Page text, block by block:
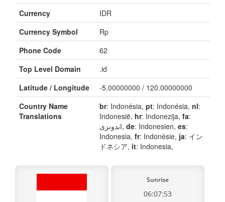
Currency
IDR
Currency Symbol
Rp
Phone Code
62
Top Level Domain
.id
Latitude / Longitude
-5.00000000 / 120.00000000
Country Name
Translations
br: Indonésia, pt: Indonésia, nl:
Indonesië, hr: Indonezija, fa:
اندونزی, de: Indonesien, es:
Indonesia, fr: Indonésie, ja: イン
ドネシア, it: Indonesia,
Sunrise
06:07:53